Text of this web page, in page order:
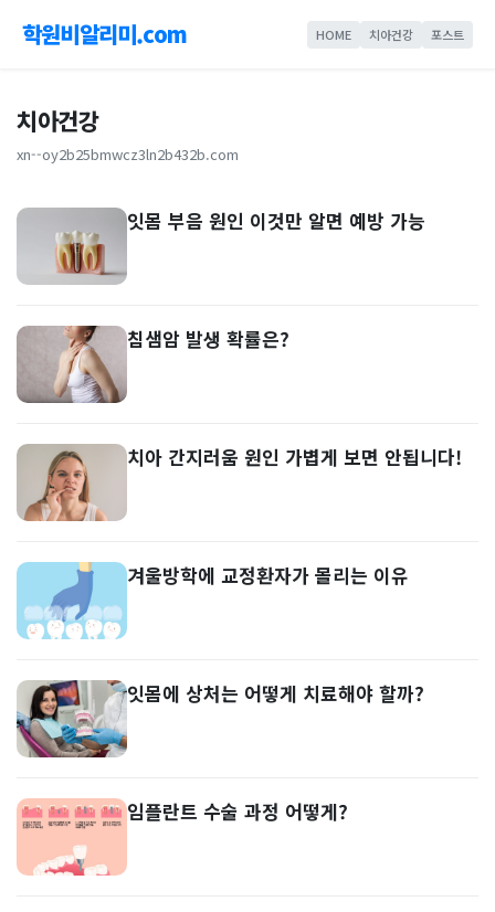
학원비알리미.com HOME 치아건강 포스트
치아건강
xn--oy2b25bmwcz3ln2b432b.com
잇몸 부음 원인 이것만 알면 예방 가능
침샘암 발생 확률은?
치아 간지러움 원인 가볍게 보면 안됩니다!
겨울방학에 교정환자가 몰리는 이유
잇몸에 상처는 어떻게 치료해야 할까?
임플란트 수술 과정 어떻게?